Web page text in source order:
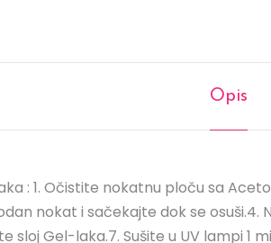
Opis
: 1. Očistite nokatnu ploču sa
nokat i sačekajte dok se osuši.4.
sloj Gel-laka.7. Sušite u UV lampi 1